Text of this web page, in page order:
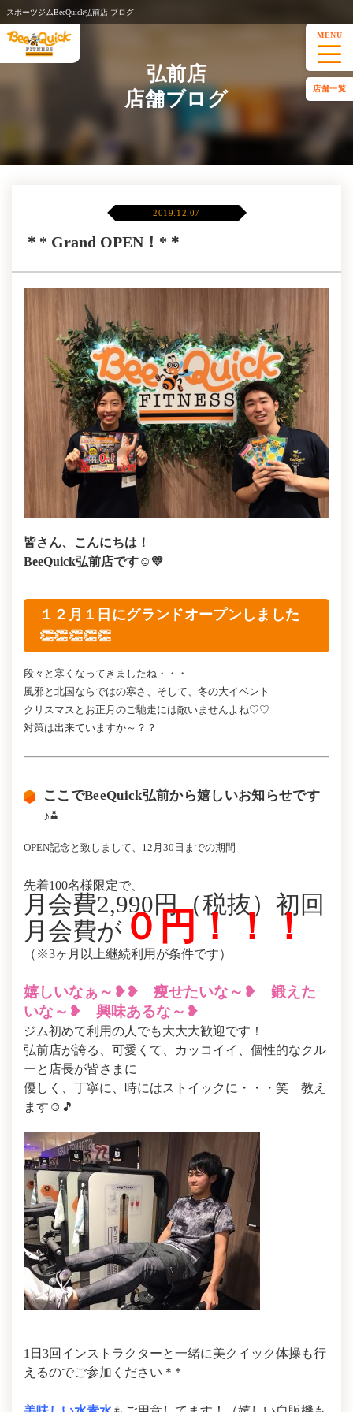
スポーツジムBeeQuick弘前店 ブログ
MENU
店舗一覧
弘前店
店舗ブログ
2019.12.07
＊* Grand OPEN！*＊
皆さん、こんにちは！
BeeQuick弘前店です☺💛
１２月１日にグランドオープンしました
👏👏👏👏👏
段々と寒くなってきましたね・・・
風邪と北国ならではの寒さ、そして、冬の大イベント
クリスマスとお正月のご馳走には敵いませんよね♡♡
対策は出来ていますか～？？
ここでBeeQuick弘前から嬉しいお知らせです
♪⁂
OPEN記念と致しまして、12月30日までの期間
先着100名様限定で、
月会費2,990円（税抜）初回
月会費が０円！！！
（※3ヶ月以上継続利用が条件です）
嬉しいなぁ～❥❥ 痩せたいな～❥ 鍛えた
いな～❥ 興味あるな～❥
ジム初めて利用の人でも大大大歓迎です！
弘前店が誇る、可愛くて、カッコイイ、個性的なクル
ーと店長が皆さまに
優しく、丁寧に、時にはストイックに・・・笑 教え
ます☺🎵
1日3回インストラクターと一緒に美クイック体操も行
えるのでご参加ください＊*